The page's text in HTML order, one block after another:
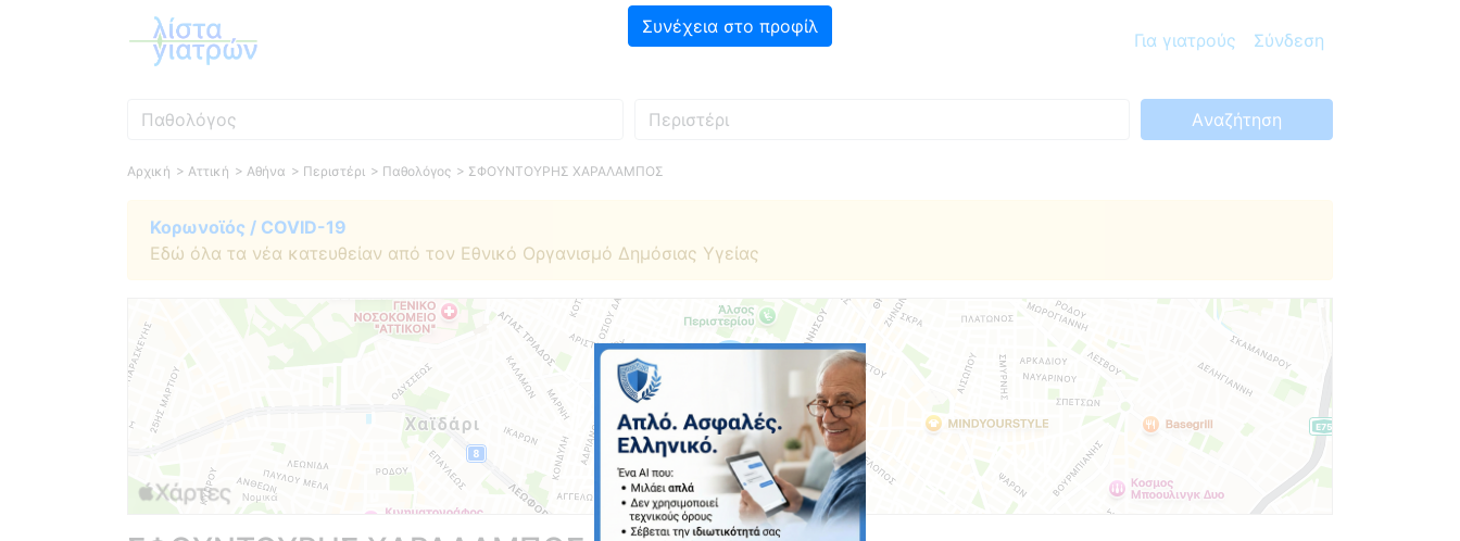
Για γιατρούς Σύνδεση
Συνέχεια στο προφίλ
Ειδικότητα Πού Aναζήτηση
Αρχική > Αττική > Αθήνα > Περιστέρι > Παθολόγος > ΣΦΟΥΝΤΟΥΡΗΣ ΧΑΡΑΛΑΜΠΟΣ
Κορωνοϊός / COVID-19
Εδώ όλα τα νέα κατευθείαν από τον Εθνικό Οργανισμό Δημόσιας Υγείας